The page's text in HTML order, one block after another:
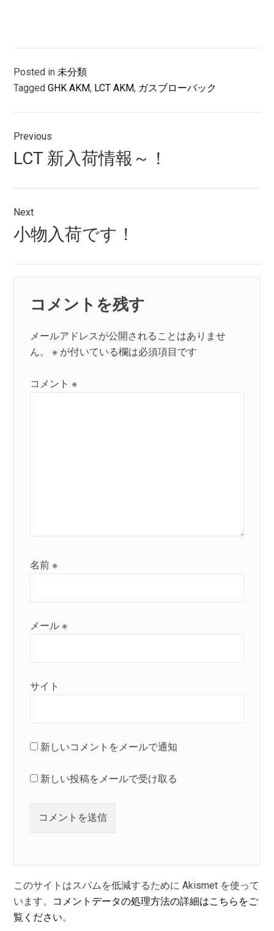
Posted in 未分類
TaggedGHK AKM, LCT AKM, ガスブローバック
投
稿
ナ
ビ
ゲ
ー
シ
ョ
ン
Previous
Previous
post:
LCT 新入荷情報～！
Next
Next
post:
小物入荷です！
コメントを残す
メールアドレスが公開されることはありませ
ん。
※ が付いている欄は必須項目です
コメント※
名前※
メール※
サイト
新しいコメントをメールで通知
新しい投稿をメールで受け取る
このサイトはスパムを低減するために Akismet を使って
います。 コメントデータの処理方法の詳細はこちらをご
覧ください。